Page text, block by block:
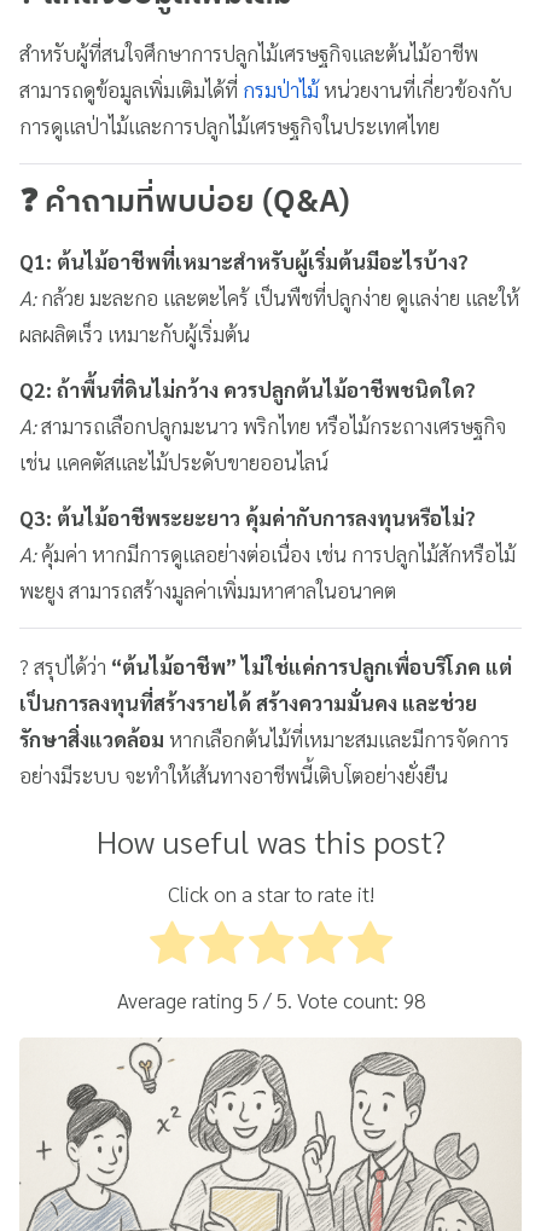
สำหรับผู้ที่สนใจศึกษาการปลูกไม้เศรษฐกิจและต้นไม้อาชีพ
สามารถดูข้อมูลเพิ่มเติมได้ที่ กรมป่าไม้หน่วยงานที่เกี่ยวข้องกับ
การดูแลป่าไม้และการปลูกไม้เศรษฐกิจในประเทศไทย
❓ คำถามที่พบบ่อย (Q&A)
Q1: ต้นไม้อาชีพที่เหมาะสำหรับผู้เริ่มต้นมีอะไรบ้าง?
A:กล้วย มะละกอ และตะไคร้ เป็นพืชที่ปลูกง่าย ดูแลง่าย และให้
ผลผลิตเร็ว เหมาะกับผู้เริ่มต้น
Q2: ถ้าพื้นที่ดินไม่กว้าง ควรปลูกต้นไม้อาชีพชนิดใด?
A:สามารถเลือกปลูกมะนาว พริกไทย หรือไม้กระถางเศรษฐกิจ
เช่น แคคตัสและไม้ประดับขายออนไลน์
Q3: ต้นไม้อาชีพระยะยาว คุ้มค่ากับการลงทุนหรือไม่?
A:คุ้มค่า หากมีการดูแลอย่างต่อเนื่อง เช่น การปลูกไม้สักหรือไม้
พะยูง สามารถสร้างมูลค่าเพิ่มมหาศาลในอนาคต
? สรุปได้ว่า “ต้นไม้อาชีพ” ไม่ใช่แค่การปลูกเพื่อบริโภค แต่
เป็นการลงทุนที่สร้างรายได้ สร้างความมั่นคง และช่วย
รักษาสิ่งแวดล้อม หากเลือกต้นไม้ที่เหมาะสมและมีการจัดการ
อย่างมีระบบ จะทำให้เส้นทางอาชีพนี้เติบโตอย่างยั่งยืน
How useful was this post?
Click on a star to rate it!
Average rating 5 / 5. Vote count: 98